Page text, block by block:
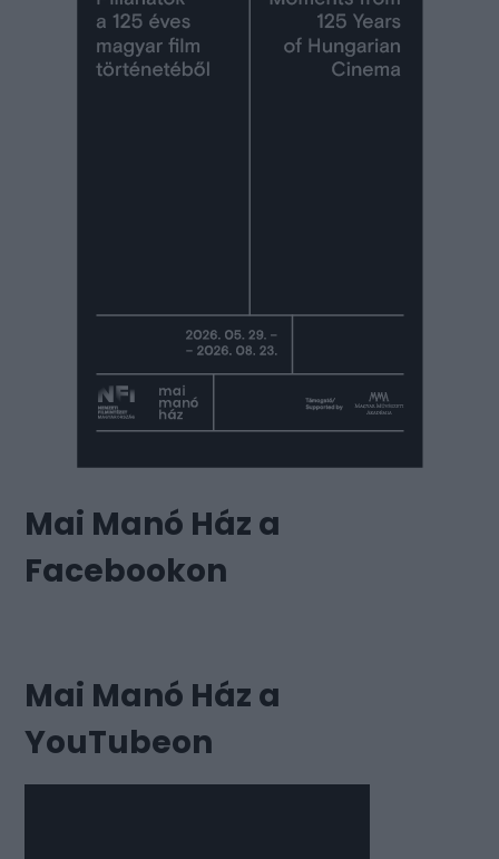
Mai Manó Ház a
Facebookon
Mai Manó Ház a
YouTubeon